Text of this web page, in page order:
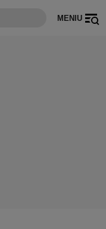
MENIU